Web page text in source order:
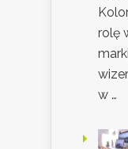
rolę
w …